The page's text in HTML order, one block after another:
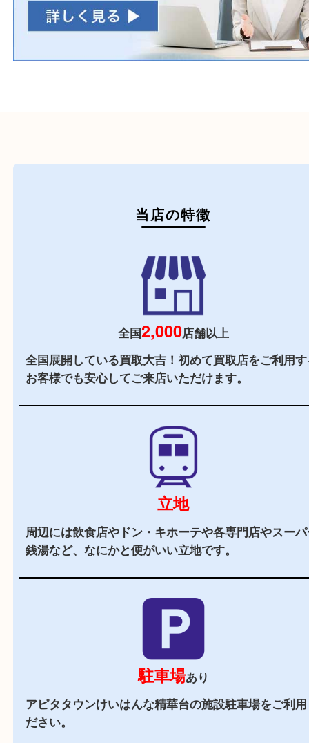
当店の特徴
全国2,000店舗以上
全国展開している買取大吉！初めて買取店をご
お客様でも安心してご来店いただけます。